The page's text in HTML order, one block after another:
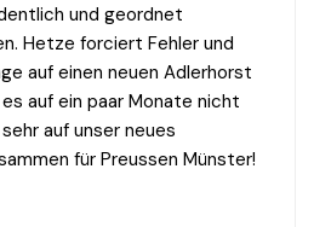
und geordnet
Hetze forciert Fehler und
auf einen neuen Adlerhorst
auf ein paar Monate nicht
auf unser neues
für Preussen Münster!